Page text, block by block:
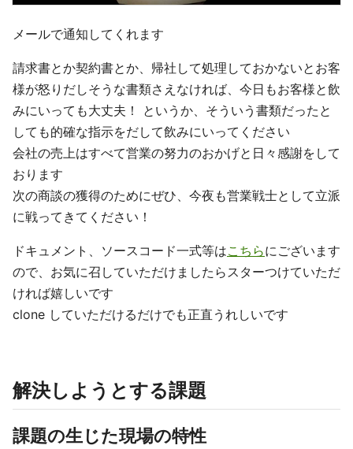
メールで通知してくれます
請求書とか契約書とか、帰社して処理しておかないとお客
様が怒りだしそうな書類さえなければ、今日もお客様と飲
みにいっても大丈夫！ というか、そういう書類だったと
しても的確な指示をだして飲みにいってください
会社の売上はすべて営業の努力のおかげと日々感謝をして
おります
次の商談の獲得のためにぜひ、今夜も営業戦士として立派
に戦ってきてください！
ドキュメント、ソースコード一式等はこちらにございます
ので、お気に召していただけましたらスターつけていただ
ければ嬉しいです
clone していただけるだけでも正直うれしいです
解決しようとする課題
課題の生じた現場の特性